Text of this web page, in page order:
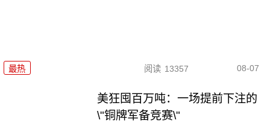
最热 阅读 13357 08-07
美狂囤百万吨：一场提前下注的
\"铜牌军备竞赛\"